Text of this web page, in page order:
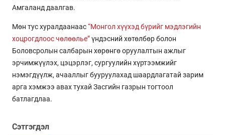
Амгаланд даалгав.
Мөн тус хуралдаанаас“Монгол хүүхэд бүрийг мэдлэгийн
хоцрогдлоос чөлөөлье”үндэсний хөтөлбөр болон
Боловсролын салбарын хөрөнгө оруулалтын ажлыг
эрчимжүүлэх, цэцэрлэг, сургуулийн хүртээмжийг
нэмэгдүүлж, ачааллыг бууруулахад шаардлагатай зарим
арга хэмжээ авах тухай Засгийн газрын тогтоол
батлагдлаа.
Сэтгэгдэл